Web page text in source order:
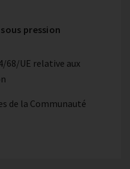
pression
68/UE relative aux
de la Communauté